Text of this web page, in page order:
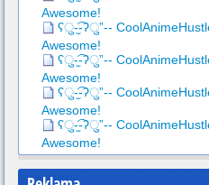
Awesome!
ʕु-̫͡-ʔु”--
Awesome!
ʕु-̫͡-ʔु”--
Awesome!
ʕु-̫͡-ʔु”--
Awesome!
ʕु-̫͡-ʔु”--
Awesome!